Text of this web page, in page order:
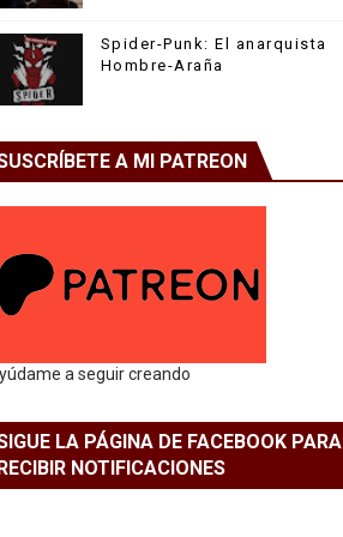
Spider-Punk: El anarquista
Hombre-Araña
A MI PATREON
a seguir creando
LA PÁGINA DE FACEBOOK PARA
NOTIFICACIONES